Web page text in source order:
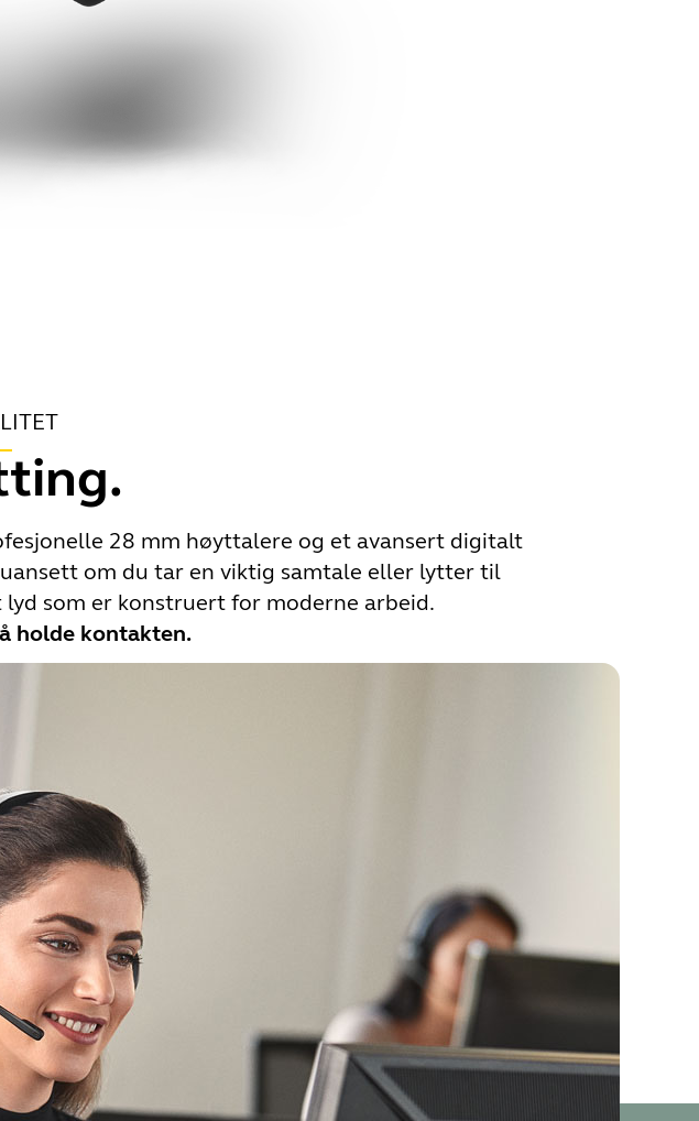
28 mm høyttalere og et avansert digitalt
om du tar en viktig samtale eller lytter til
som er konstruert for moderne arbeid.
holde kontakten.